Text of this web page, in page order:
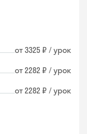
от 3325 ₽ / урок
от 2282 ₽ / урок
от 2282 ₽ / урок